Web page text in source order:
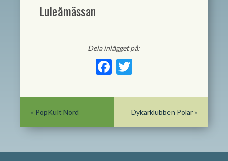
Luleåmässan
Dela inlägget på:
Facebook
Twitter
Dykarklubben Polar»
« PopKult Nord